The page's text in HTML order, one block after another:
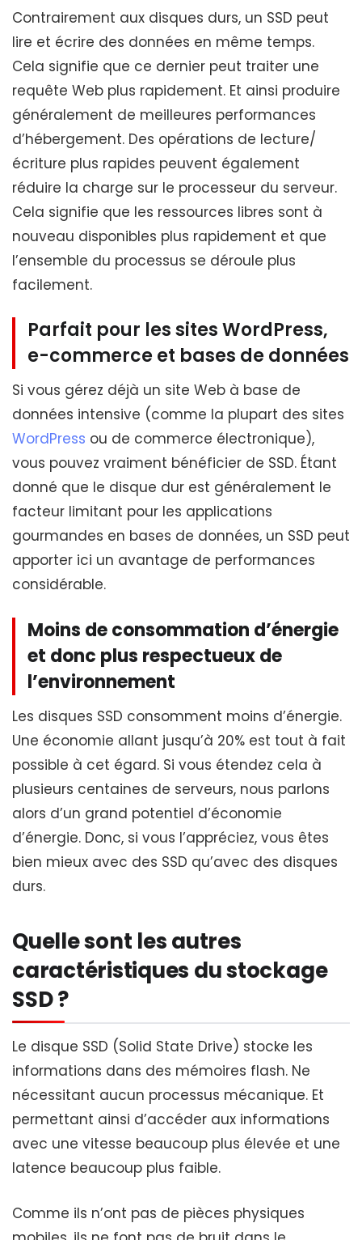
Contrairement aux disques durs, un SSD peut
lire et écrire des données en même temps.
Cela signifie que ce dernier peut traiter une
requête Web plus rapidement. Et ainsi produire
généralement de meilleures performances
d’hébergement. Des opérations de lecture/
écriture plus rapides peuvent également
réduire la charge sur le processeur du serveur.
Cela signifie que les ressources libres sont à
nouveau disponibles plus rapidement et que
l’ensemble du processus se déroule plus
facilement.
Parfait pour les sites WordPress,
e-commerce et bases de données
Si vous gérez déjà un site Web à base de
données intensive (comme la plupart des sites
WordPress ou de commerce électronique),
vous pouvez vraiment bénéficier de SSD. Étant
donné que le disque dur est généralement le
facteur limitant pour les applications
gourmandes en bases de données, un SSD peut
apporter ici un avantage de performances
considérable.
Moins de consommation d’énergie
et donc plus respectueux de
l’environnement
Les disques SSD consomment moins d’énergie.
Une économie allant jusqu’à 20% est tout à fait
possible à cet égard. Si vous étendez cela à
plusieurs centaines de serveurs, nous parlons
alors d’un grand potentiel d’économie
d’énergie. Donc, si vous l’appréciez, vous êtes
bien mieux avec des SSD qu’avec des disques
durs.
Quelle sont les autres
caractéristiques du stockage
SSD ?
Le disque SSD (Solid State Drive) stocke les
informations dans des mémoires flash. Ne
nécessitant aucun processus mécanique. Et
permettant ainsi d’accéder aux informations
avec une vitesse beaucoup plus élevée et une
latence beaucoup plus faible.
Comme ils n’ont pas de pièces physiques